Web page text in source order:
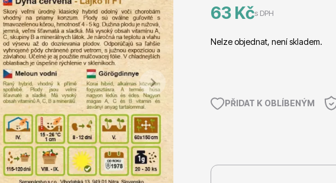
Nářadí, příslušenství
Postřiky, přípravky
Bylinky do kuchyně
63 Kčs DPH
Nelze objednat, není skladem.
PŘIDAT K OBLÍBENÝM